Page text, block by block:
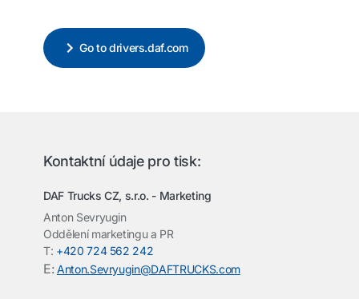
Go to drivers.daf.com
Kontaktní údaje pro tisk:
DAF Trucks CZ, s.r.o. - Marketing
Anton Sevryugin
Oddělení marketingu a PR
T: +420 724 562 242
E: Anton.Sevryugin@DAFTRUCKS.com